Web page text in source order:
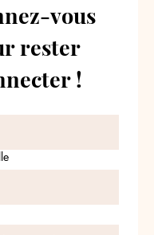
vous
rester
!